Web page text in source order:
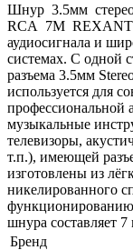
Шнур 3.5мм
RCA 7М REXANT
аудиосигнала и
системах. С одной
разъема 3.5мм
используется для
профессиональной
музыкальные
телевизоры,
т.п.), имеющей
изготовлены из
никелированного
функционированию
шнура составляет 7
Бренд